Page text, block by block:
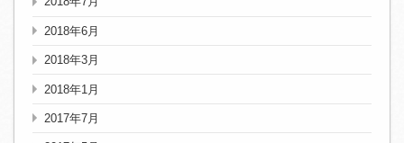
2018年6月
2018年3月
2018年1月
2017年7月